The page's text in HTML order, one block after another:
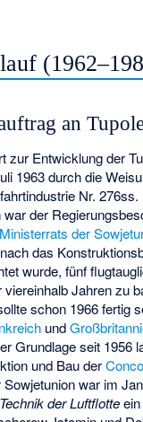
an
zur Entwicklung der
1963 durch die
Nr. 276ss.
war der
Ministerrats der
das
wurde, fünf
viereinhalb Jahren zu
schon 1966 fertig
und
Grundlage seit 1956
und Bau der
war im
Technik der Luftflotte